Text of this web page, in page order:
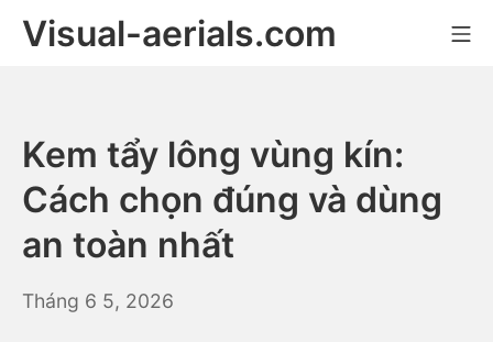
Visual-aerials.com
Kem tẩy lông vùng kín:
Cách chọn đúng và dùng
an toàn nhất
Tháng 6 5, 2026